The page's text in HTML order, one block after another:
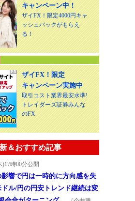
キャンペーン中！
ザイFX！限定4000円キャ
ッシュバックがもらえ
る！
ザイFX！限定
キャンペーン実施中
取引コスト業界最安水準!
トレイダーズ証券みんな
のFX
＆おすすめ記事
)17時00分公開
影響で円は一時的に方向感を失
ル/円の円安トレンド継続は変